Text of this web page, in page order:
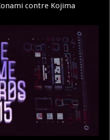
contre Kojima